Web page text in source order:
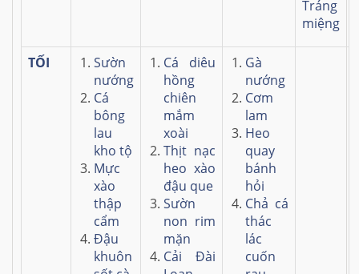
Tráng
miệng
TỐI
Sườn
nướng
Cá
bông
lau
kho tộ
Mực
xào
thập
cẩm
Đậu
khuôn
Cá diêu
hồng
chiên
mắm
xoài
Thịt nạc
heo xào
đậu que
Sườn
non rim
mặn
Cải Đài
Gà
nướng
Cơm
lam
Heo
quay
bánh
hỏi
Chả cá
thác
lác
cuốn